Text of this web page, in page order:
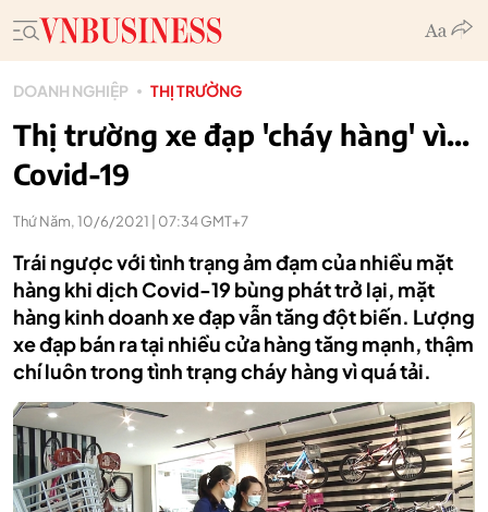
DOANH NGHIỆP THỊ TRƯỜNG
Thị trường xe đạp 'cháy hàng' vì...
Covid-19
Thứ Năm, 10/6/2021 | 07:34 GMT+7
Trái ngược với tình trạng ảm đạm của nhiều mặt
hàng khi dịch Covid-19 bùng phát trở lại, mặt
hàng kinh doanh xe đạp vẫn tăng đột biến. Lượng
xe đạp bán ra tại nhiều cửa hàng tăng mạnh, thậm
chí luôn trong tình trạng cháy hàng vì quá tải.